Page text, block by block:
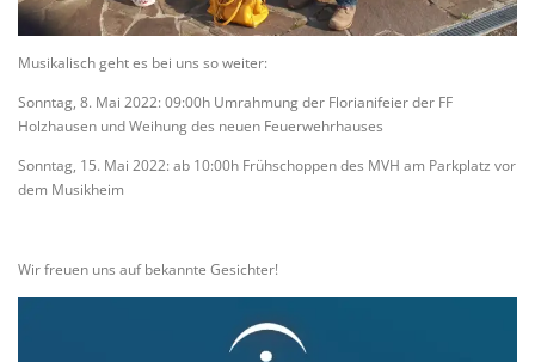
Musikalisch geht es bei uns so weiter:
Sonntag, 8. Mai 2022: 09:00h Umrahmung der Florianifeier der FF
Holzhausen und Weihung des neuen Feuerwehrhauses
Sonntag, 15. Mai 2022: ab 10:00h Frühschoppen des MVH am Parkplatz vor
dem Musikheim
Wir freuen uns auf bekannte Gesichter!